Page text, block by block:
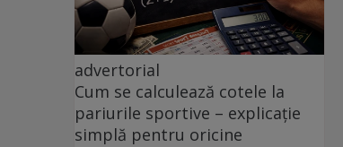
advertorial
Cum se calculează cotele la
pariurile sportive – explicație
simplă pentru oricine